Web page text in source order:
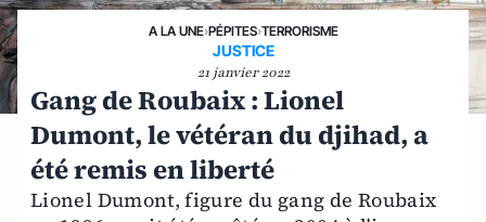
A LA UNE›PÉPITES›TERRORISME
JUSTICE
21 janvier 2022
Gang de Roubaix : Lionel
Dumont, le vétéran du djihad, a
été remis en liberté
Lionel Dumont, figure du gang de Roubaix